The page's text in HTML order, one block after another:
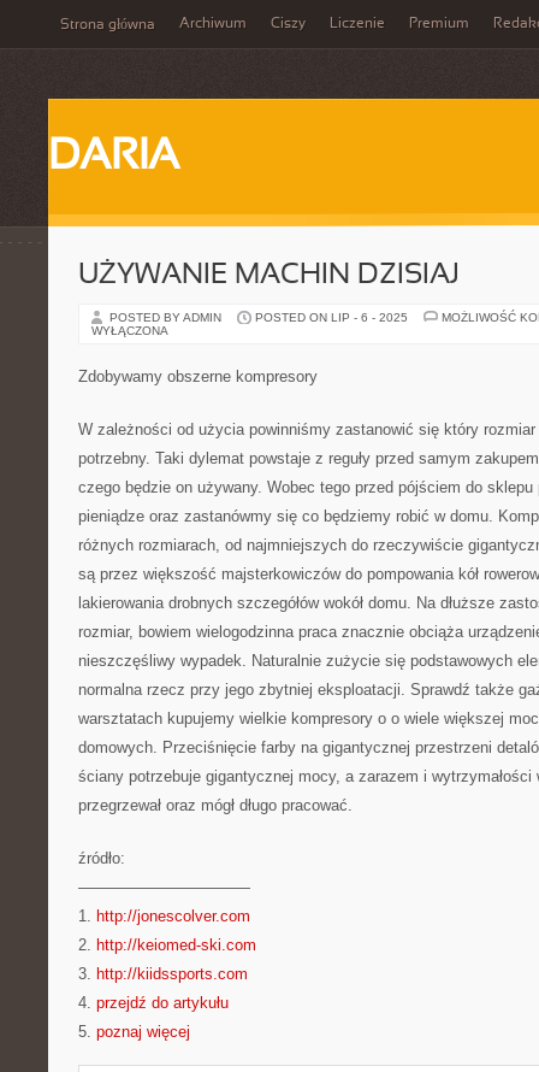
Strona główna Archiwum Ciszy Liczenie Premium
DARIA
UŻYWANIE MACHIN DZISIAJ
POSTED BY ADMIN POSTED ON LIP - 6 - 2025
MOŻLIWOŚĆ
WYŁĄCZONA
Zdobywamy obszerne kompresory
W zależności od użycia powinniśmy zastanowić się który
potrzebny. Taki dylemat powstaje z reguły przed samym
czego będzie on używany. Wobec tego przed pójściem do sklepu
pieniądze oraz zastanówmy się co będziemy robić w domu.
różnych rozmiarach, od najmniejszych do rzeczywiście
są przez większość majsterkowiczów do pompowania kół
lakierowania drobnych szczegółów wokół domu. Na dłuższe
rozmiar, bowiem wielogodzinna praca znacznie obciąża
nieszczęśliwy wypadek. Naturalnie zużycie się podstawowych
normalna rzecz przy jego zbytniej eksploatacji. Sprawdź także
warsztatach kupujemy wielkie kompresory o o wiele większej
domowych. Przeciśnięcie farby na gigantycznej przestrzeni
ściany potrzebuje gigantycznej mocy, a zarazem i
przegrzewał oraz mógł długo pracować.
źródło:
———————————
1. http://jonescolver.com
2. http://keiomed-ski.com
3. http://kiidssports.com
4. przejdź do artykułu
5. poznaj więcej